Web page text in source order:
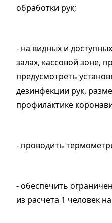
обработки рук;
- на видных и
залах, кассовой зоне,
предусмотреть
дезинфекции рук,
профилактике
- проводить
- обеспечить
из расчета 1 человек